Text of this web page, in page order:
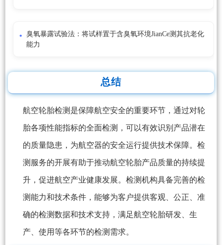
臭氧暴露试验法：将试样置于含臭氧环境JianCe测其抗老化
能力
总结
航空轮胎检测是保障航空安全的重要环节，通过对轮
胎各项性能指标的全面检测，可以有效识别产品潜在
的质量隐患，为航空器的安全运行提供技术保障。检
测服务的开展有助于推动航空轮胎产品质量的持续提
升，促进航空产业健康发展。检测机构具备完善的检
测能力和技术条件，能够为客户提供客观、公正、准
确的检测数据和技术支持，满足航空轮胎研发、生
产、使用等各环节的检测需求。